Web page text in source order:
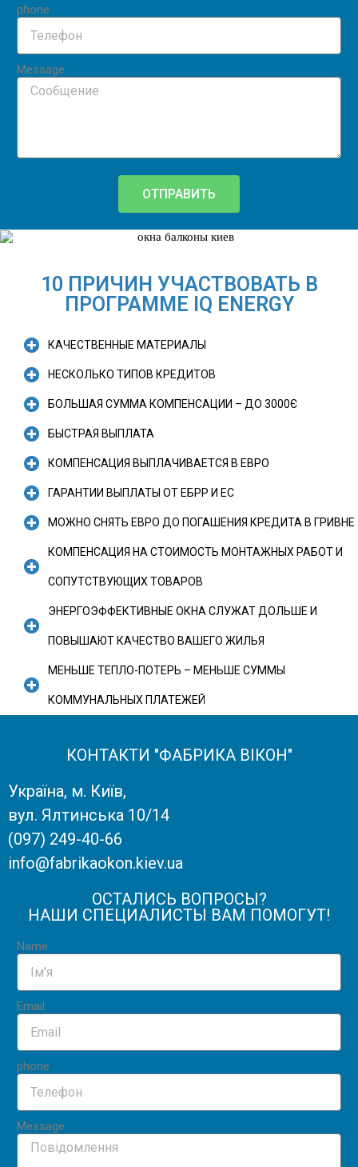
phone
Message
ОТПРАВИТЬ
10 ПРИЧИН УЧАСТВОВАТЬ В
ПРОГРАММЕ IQ ENERGY
КАЧЕСТВЕННЫЕ МАТЕРИАЛЫ
НЕСКОЛЬКО ТИПОВ КРЕДИТОВ
БОЛЬШАЯ СУММА КОМПЕНСАЦИИ – ДО 3000Є
БЫСТРАЯ ВЫПЛАТА
КОМПЕНСАЦИЯ ВЫПЛАЧИВАЕТСЯ В ЕВРО
ГАРАНТИИ ВЫПЛАТЫ ОТ ЕБРР И ЕС
МОЖНО СНЯТЬ ЕВРО ДО ПОГАШЕНИЯ КРЕДИТА В ГРИВНЕ
КОМПЕНСАЦИЯ НА СТОИМОСТЬ МОНТАЖНЫХ РАБОТ И
СОПУТСТВУЮЩИХ ТОВАРОВ
ЭНЕРГОЭФФЕКТИВНЫЕ ОКНА СЛУЖАТ ДОЛЬШЕ И
ПОВЫШАЮТ КАЧЕСТВО ВАШЕГО ЖИЛЬЯ
МЕНЬШЕ ТЕПЛО-ПОТЕРЬ – МЕНЬШЕ СУММЫ
КОММУНАЛЬНЫХ ПЛАТЕЖЕЙ
КОНТАКТИ "ФАБРИКА ВІКОН"
Україна, м. Київ,
вул. Ялтинська 10/14
(097) 249-40-66
info@fabrikaokon.kiev.ua
ОСТАЛИСЬ ВОПРОСЫ?
НАШИ СПЕЦИАЛИСТЫ ВАМ ПОМОГУТ!
Name
Email
phone
Message